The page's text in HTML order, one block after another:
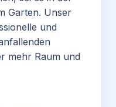
Garten. Unser
und
mehr Raum und